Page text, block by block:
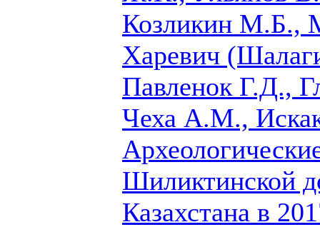
Козликин М.Б.,
Харевич
Павленок Г.Д.,
Чеха А.М.,
Шиликтинской
Казахстана в